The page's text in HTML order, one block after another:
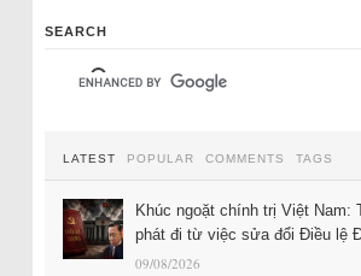
SEARCH
LATEST POPULAR COMMENTS TAGS
Khúc ngoặt chính trị Việt Nam:
phát đi từ việc sửa đổi Điều lệ
09/08/2026